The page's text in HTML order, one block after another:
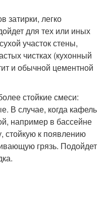
затирки, легко
для тех или иных
участок стены,
чистках (кухонный
и обычной цементной
стойкие смеси:
В случае, когда кафель
например в бассейне
стойкую к появлению
грязь. Подойдет